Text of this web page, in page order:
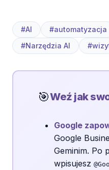
#AI #automatyzacja
#Narzędzia AI
🎯Weź jak
Google
Google
Geminim. Po
wpisujesz